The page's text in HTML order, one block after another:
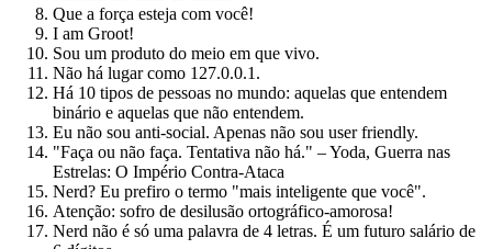
Que a força esteja com você!
I am Groot!
Sou um produto do meio em que vivo.
Não há lugar como 127.0.0.1.
Há 10 tipos de pessoas no mundo: aquelas que entendem
binário e aquelas que não entendem.
Eu não sou anti-social. Apenas não sou user friendly.
"Faça ou não faça. Tentativa não há." – Yoda, Guerra nas
Estrelas: O Império Contra-Ataca
Nerd? Eu prefiro o termo "mais inteligente que você".
Atenção: sofro de desilusão ortográfico-amorosa!
Nerd não é só uma palavra de 4 letras. É um futuro salário de